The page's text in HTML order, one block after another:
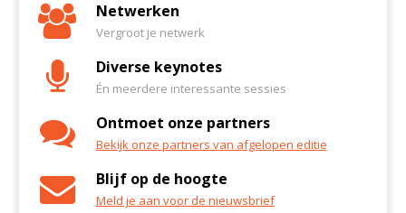
Netwerken
Vergroot je netwerk
Diverse keynotes
Én meerdere interessante sessies
Ontmoet onze partners
Bekijk onze partners van afgelopen editie
Blijf op de hoogte
Meld je aan voor de nieuwsbrief